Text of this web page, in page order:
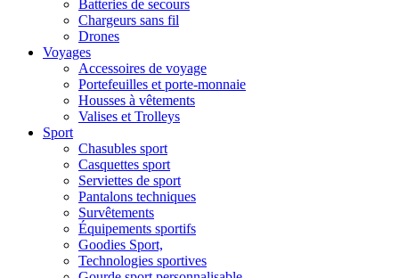
Batteries de secours
Chargeurs sans fil
Drones
Voyages
Accessoires de voyage
Portefeuilles et porte-monnaie
Housses à vêtements
Valises et Trolleys
Sport
Chasubles sport
Casquettes sport
Serviettes de sport
Pantalons techniques
Survêtements
Équipements sportifs
Goodies Sport,
Technologies sportives